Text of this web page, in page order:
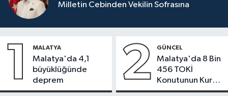
Milletin Cebinden Vekilin Sofrasına
1 MALATYA
Malatya'da 4,1
büyüklüğünde
deprem
2 GÜNCEL
Malatya'da 8 Bin
456 TOKİ
Konutunun Kurası
Bugün Çekiliyor